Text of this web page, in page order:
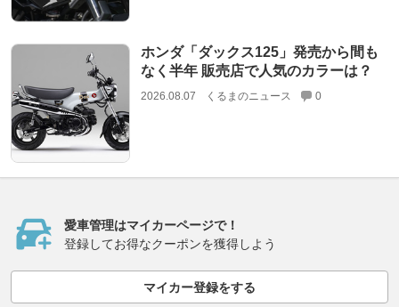
ホンダ「ダックス125」発売から間も
なく半年 販売店で人気のカラーは？
2026.08.07 くるまのニュース 0
愛車管理はマイカーページで！
登録してお得なクーポンを獲得しよう
マイカー登録をする